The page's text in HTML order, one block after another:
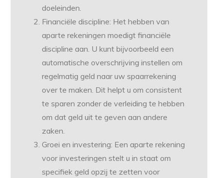
doeleinden.
Financiële discipline: Het hebben van
aparte rekeningen moedigt financiële
discipline aan. U kunt bijvoorbeeld een
automatische overschrijving instellen om
regelmatig geld naar uw spaarrekening
over te maken. Dit helpt u om consistent
te sparen zonder de verleiding te hebben
om dat geld uit te geven aan andere
zaken.
Groei en investering: Een aparte rekening
voor investeringen stelt u in staat om
specifiek geld opzij te zetten voor